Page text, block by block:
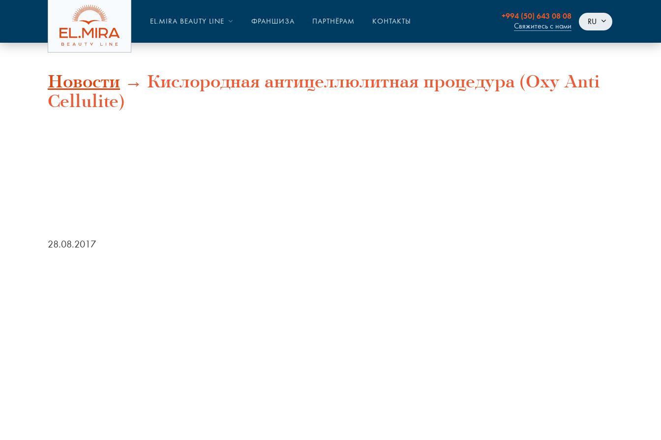
EL.MIRA BEAUTY LINE ФРАНШИЗА ПАРТНЁРАМ КОНТАКТЫ
+994 (50) 643 08 08
Свяжитесь с нами RU
Новости → Кислородная антицеллюлитная процедура (Oxy Anti
Cellulite)
28.08.2017